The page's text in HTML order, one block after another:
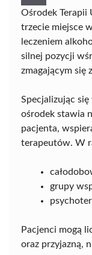
Ośrodek Terapii
trzecie miejsce
leczeniem
silnej pozycji
zmagającym się
Specjalizując
ośrodek stawia
pacjenta,
terapeutów. W
grupy
Pacjenci mogą
oraz przyjazną,